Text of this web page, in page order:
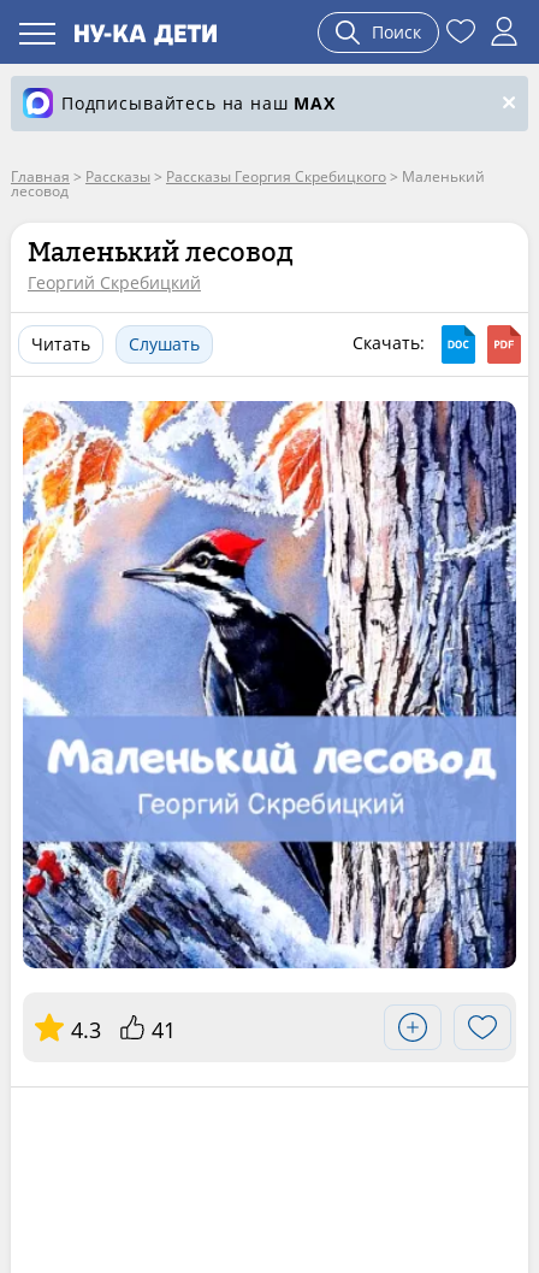
Поиск
Подписывайтесь на наш MAX
Главная > Рассказы > Рассказы Георгия Скребицкого> Маленький
лесовод
Маленький лесовод
Георгий Скребицкий
Читать Слушать Скачать:
4.3 41